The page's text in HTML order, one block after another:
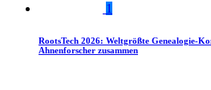
1
RootsTech 2026: Weltgrößte Genealogie-
Ahnenforscher zusammen